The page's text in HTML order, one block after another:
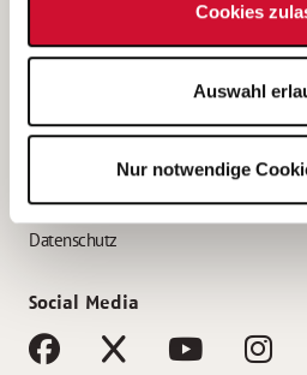
Cookies
Auswahl
Nur notwendige
Bewerbung als Erzieher*in
AWO Gliederungen nach Bundesland
Impressum
Datenschutz
Social Media